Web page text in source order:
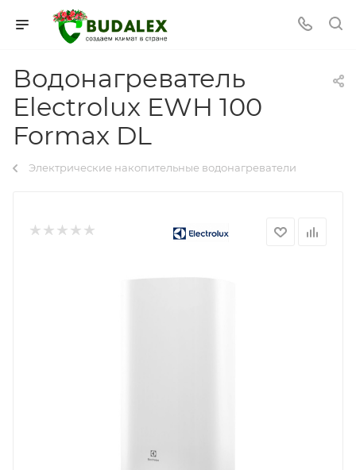
Водонагреватель
Electrolux EWH 100
Formax DL
Электрические накопительные водонагреватели